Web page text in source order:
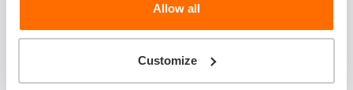
Allow all
Customize
Czy istnieją ubezpieczenia dla
użytkowników quadów i
innych pojazdów specjalnych?